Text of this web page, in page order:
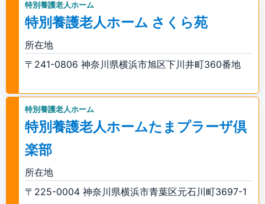
特別養護老人ホーム
特別養護老人ホーム さくら苑
所在地
〒241-0806 神奈川県横浜市旭区下川井町360番地
特別養護老人ホーム
特別養護老人ホームたまプラーザ倶
楽部
所在地
〒225-0004 神奈川県横浜市青葉区元石川町3697-1